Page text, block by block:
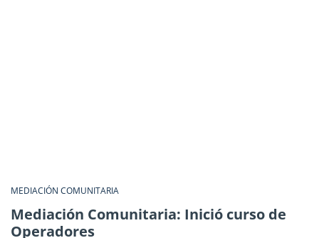
MEDIACIÓN COMUNITARIA
Mediación Comunitaria: Inició curso de
Operadores